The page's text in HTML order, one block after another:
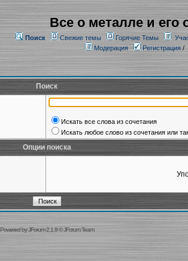
Все о металле и его
Поиск Свежие темы Горячие Темы
Модерация
Регистрация/
Поиск
Искать все слова из сочетания
Искать любое слово из сочетания или
Опции поиска
Powered byJForum 2.1.9©JForum Team